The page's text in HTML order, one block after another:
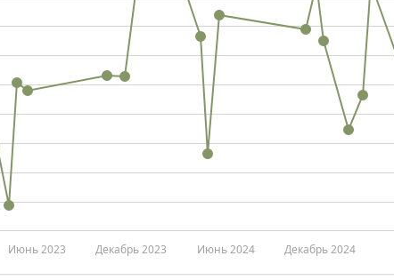
Июнь 2023 Декабрь 2023 Июнь 2024 Декабрь 2024